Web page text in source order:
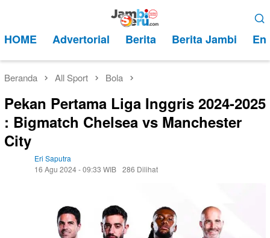
kontenMobile
HOME Advertorial Berita Berita Jambi
Beranda All Sport Bola
Pekan Pertama Liga Inggris 2024-2025
: Bigmatch Chelsea vs Manchester
City
Eri Saputra
16 Agu 2024 - 09:33 WIB 286 Dilihat